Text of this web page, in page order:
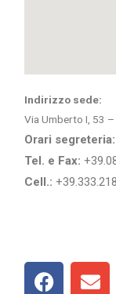
Indirizzo sede:
Via Umberto I, 53 –
Orari
Tel. e Fax:
Cell.:
F
E